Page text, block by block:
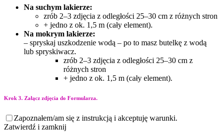
Na suchym lakierze:
zrób 2–3 zdjęcia z odległości 25–30 cm z różnych stron
+ jedno z ok. 1,5 m (cały element).
Na mokrym lakierze:
– spryskaj uszkodzenie wodą – po to masz butelkę z wodą
lub spryskiwacz.
zrób 2–3 zdjęcia z odległości 25–30 cm z
różnych stron
+ jedno z ok. 1,5 m (cały element).
Krok 3. Załącz zdjęcia do Formularza.
Zapoznałem/am się z instrukcją i akceptuję warunki.
Zatwierdź i zamknij